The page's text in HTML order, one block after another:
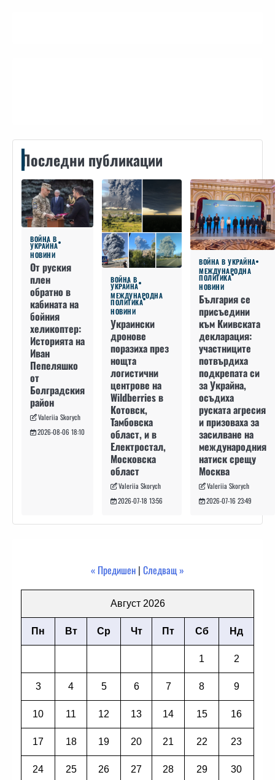
Последни публикации
ВОЙНА В
УКРАЙНА
НОВИНИ
От руския
плен
обратно в
кабината на
бойния
хеликоптер:
Историята на
Иван
Пепеляшко
от
Болградския
район
Valeriia Skorych
2026-08-06 18:10
ВОЙНА В
УКРАЙНА
МЕЖДУНАРОДНА
ПОЛИТИКА
НОВИНИ
Украински
дронове
поразиха през
нощта
логистични
центрове на
Wildberries в
Котовск,
Тамбовска
област, и в
Електростал,
Московска
област
Valeriia Skorych
2026-07-18 13:56
ВОЙНА В УКРАЙНА
МЕЖДУНАРОДНА
ПОЛИТИКА
НОВИНИ
България се
присъедини
към Киивската
декларация:
участниците
потвърдиха
подкрепата си
за Украйна,
осъдиха
руската агресия
и призоваха за
засилване на
международния
натиск срещу
Москва
Valeriia Skorych
2026-07-16 23:49
« Предишен | Следващ »
Август 2026
Пн Вт Ср Чт Пт Сб Нд
1 2
3 4 5 6 7 8 9
10 11 12 13 14 15 16
17 18 19 20 21 22 23
24 25 26 27 28 29 30